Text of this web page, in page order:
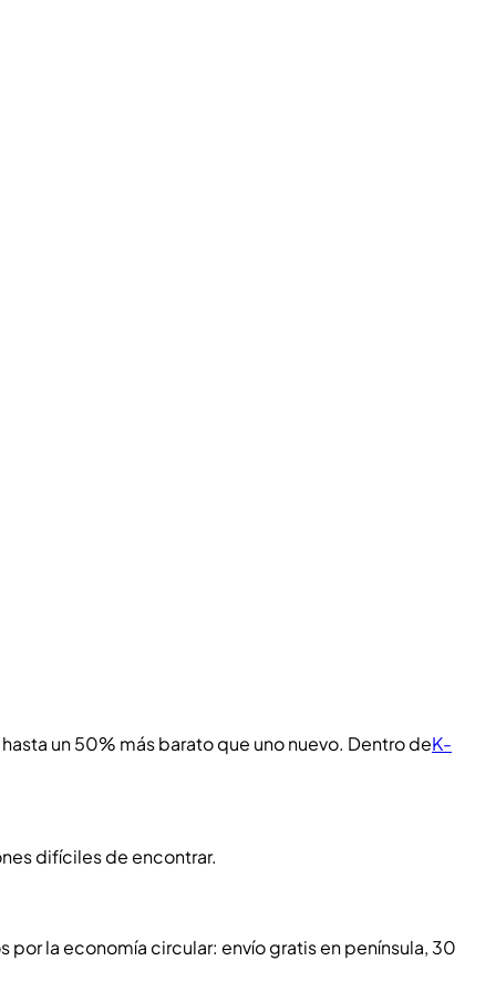
un 50% más barato que uno nuevo. Dentro deK-
difíciles de encontrar.
la economía circular: envío gratis en península, 30